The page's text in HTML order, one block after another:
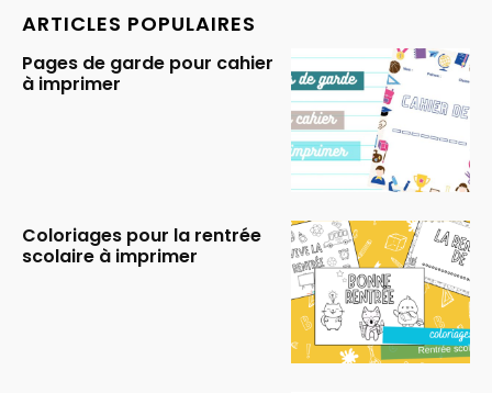
ARTICLES POPULAIRES
Pages de garde pour cahier
à imprimer
Coloriages pour la rentrée
scolaire à imprimer